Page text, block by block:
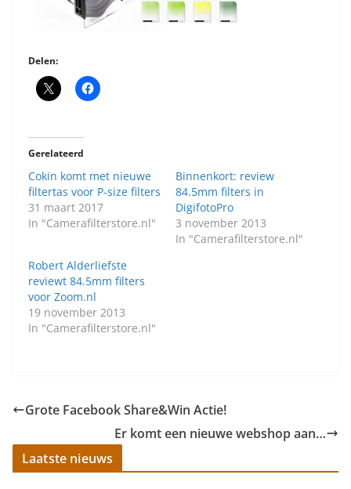
Delen:
Gerelateerd
Cokin komt met nieuwe
filtertas voor P-size filters
31 maart 2017
In "Camerafilterstore.nl"
Binnenkort: review
84.5mm filters in
DigifotoPro
3 november 2013
In "Camerafilterstore.nl"
Robert Alderliefste
reviewt 84.5mm filters
voor Zoom.nl
19 november 2013
In "Camerafilterstore.nl"
Grote Facebook Share&Win Actie!
Er komt een nieuwe webshop aan…
Laatste nieuws